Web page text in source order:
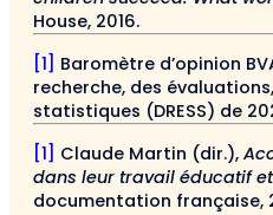
House, 2016.
[1] Baromètre d’opinion
recherche, des
statistiques (DRESS) de
[1] Claude Martin (dir.),
dans leur travail éducatif
documentation française,